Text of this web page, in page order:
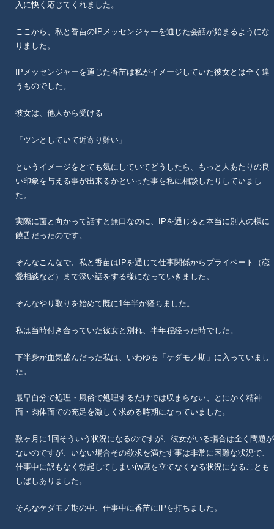
入に快く応じてくれました。
ここから、私と香苗のIPメッセンジャーを通じた会話が始まるようにな
りました。
IPメッセンジャーを通じた香苗は私がイメージしていた彼女とは全く違
うものでした。
彼女は、他人から受ける
「ツンとしていて近寄り難い」
というイメージをとても気にしていてどうしたら、もっと人あたりの良
い印象を与える事が出来るかといった事を私に相談したりしていまし
た。
実際に面と向かって話すと無口なのに、IPを通じると本当に別人の様に
饒舌だったのです。
そんなこんなで、私と香苗はIPを通じて仕事関係からプライベート（恋
愛相談など）まで深い話をする様になっていきました。
そんなやり取りを始めて既に1年半が経ちました。
私は当時付き合っていた彼女と別れ、半年程経った時でした。
下半身が血気盛んだった私は、いわゆる「ケダモノ期」に入っていまし
た。
最早自分で処理・風俗で処理するだけでは収まらない、とにかく精神
面・肉体面での充足を激しく求める時期になっていました。
数ヶ月に1回そういう状況になるのですが、彼女がいる場合は全く問題が
ないのですが、いない場合その欲求を満たす事は非常に困難な状況で、
仕事中に訳もなく勃起してしまい(w席を立てなくなる状況になることも
しばしありました。
そんなケダモノ期の中、仕事中に香苗にIPを打ちました。